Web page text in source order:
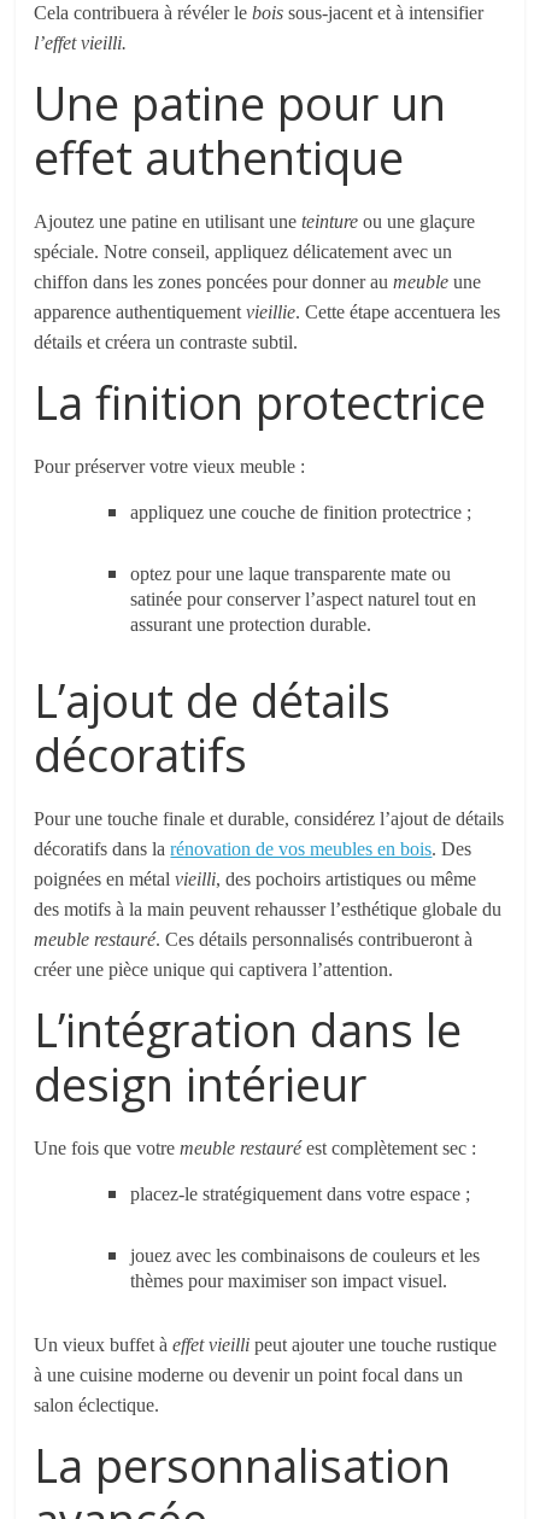
Cela contribuera à révéler lebois sous-jacent et à intensifier
l’effet vieilli.
Une patine pour un
effet authentique
Ajoutez une patine en utilisant uneteinture ou une glaçure
spéciale. Notre conseil, appliquez délicatement avec un
chiffon dans les zones poncées pour donner aumeuble une
apparence authentiquementvieillie. Cette étape accentuera les
détails et créera un contraste subtil.
La finition protectrice
Pour préserver votre vieux meuble :
appliquez une couche de finition protectrice ;
optez pour une laque transparente mate ou
satinée pour conserver l’aspect naturel tout en
assurant une protection durable.
L’ajout de détails
décoratifs
Pour une touche finale et durable, considérez l’ajout de détails
décoratifs dans larénovation de vos meubles en bois. Des
poignées en métalvieilli, des pochoirs artistiques ou même
des motifs à la main peuvent rehausser l’esthétique globale du
meuble restauré. Ces détails personnalisés contribueront à
créer une pièce unique qui captivera l’attention.
L’intégration dans le
design intérieur
Une fois que votremeuble restauréest complètement sec :
placez-le stratégiquement dans votre espace ;
jouez avec les combinaisons de couleurs et les
thèmes pour maximiser son impact visuel.
Un vieux buffet àeffet vieilli peut ajouter une touche rustique
à une cuisine moderne ou devenir un point focal dans un
salon éclectique.
La personnalisation